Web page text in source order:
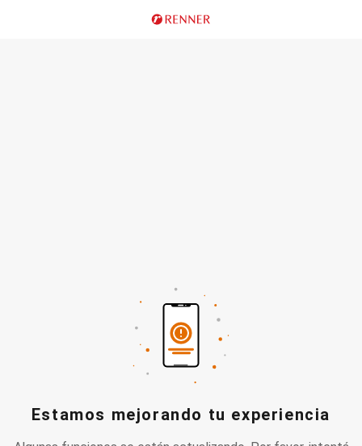
Estamos mejorando tu experiencia